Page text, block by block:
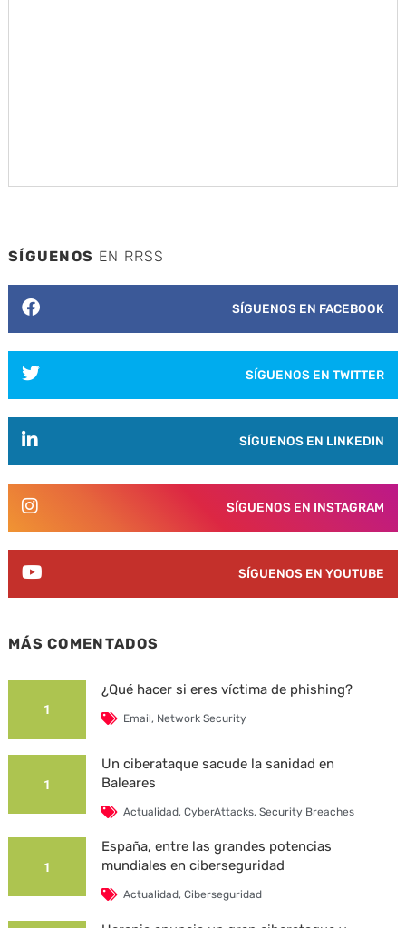
SÍGUENOS EN RRSS
SÍGUENOS EN FACEBOOK
SÍGUENOS EN TWITTER
SÍGUENOS EN LINKEDIN
SÍGUENOS EN INSTAGRAM
SÍGUENOS EN YOUTUBE
MÁS COMENTADOS
1
¿Qué hacer si eres víctima de phishing?
Email, Network Security
1
Un ciberataque sacude la sanidad en
Baleares
Actualidad,CyberAttacks,Security Breaches
1
España, entre las grandes potencias
mundiales en ciberseguridad
Actualidad,Ciberseguridad